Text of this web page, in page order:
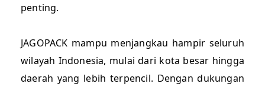
penting.
JAGOPACK mampu menjangkau hampir seluruh
wilayah Indonesia, mulai dari kota besar hingga
daerah yang lebih terpencil. Dengan dukungan